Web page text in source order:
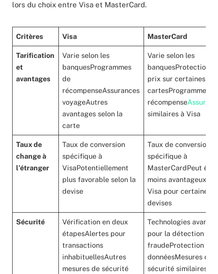
lors du choix entre Visa et MasterCard.
Critères Visa MasterCard
Tarification
et
avantages
Varie selon les
banquesProgrammes
de
récompenseAssurances
voyageAutres
avantages selon la
carte
Varie selon les
banquesProtection
prix sur certaines
cartesProgrammes
récompense
similaires à Visa
Taux de
change à
l’étranger
Taux de conversion
spécifique à
VisaPotentiellement
plus favorable selon la
devise
Taux de conversion
spécifique à
MasterCardPeut être
moins avantageux
Visa pour certaines
devises
Sécurité
Vérification en deux
étapesAlertes pour
transactions
inhabituellesAutres
mesures de sécurité
Technologies
pour la détection de
fraudeProtection des
donnéesMesures de
sécurité similaires à